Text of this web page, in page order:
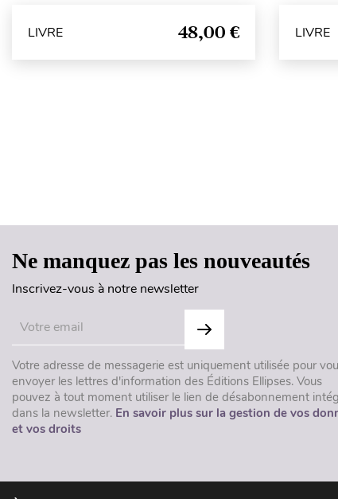
LIVRE 48,00 € LIVRE
Ne manquez pas les nouveautés
Inscrivez-vous à notre newsletter
Votre adresse de messagerie est uniquement utilisée pour
envoyer les lettres d'information des Éditions Ellipses. Vous
pouvez à tout moment utiliser le lien de désabonnement
dans la newsletter. En savoir plus sur la gestion de vos
et vos droits